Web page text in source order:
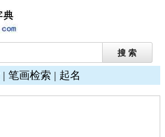
| 笔画检索 | 起名